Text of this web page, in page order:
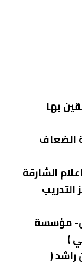
بها
الضعاف
الشارقة
التدريب
مؤسسة
)
(